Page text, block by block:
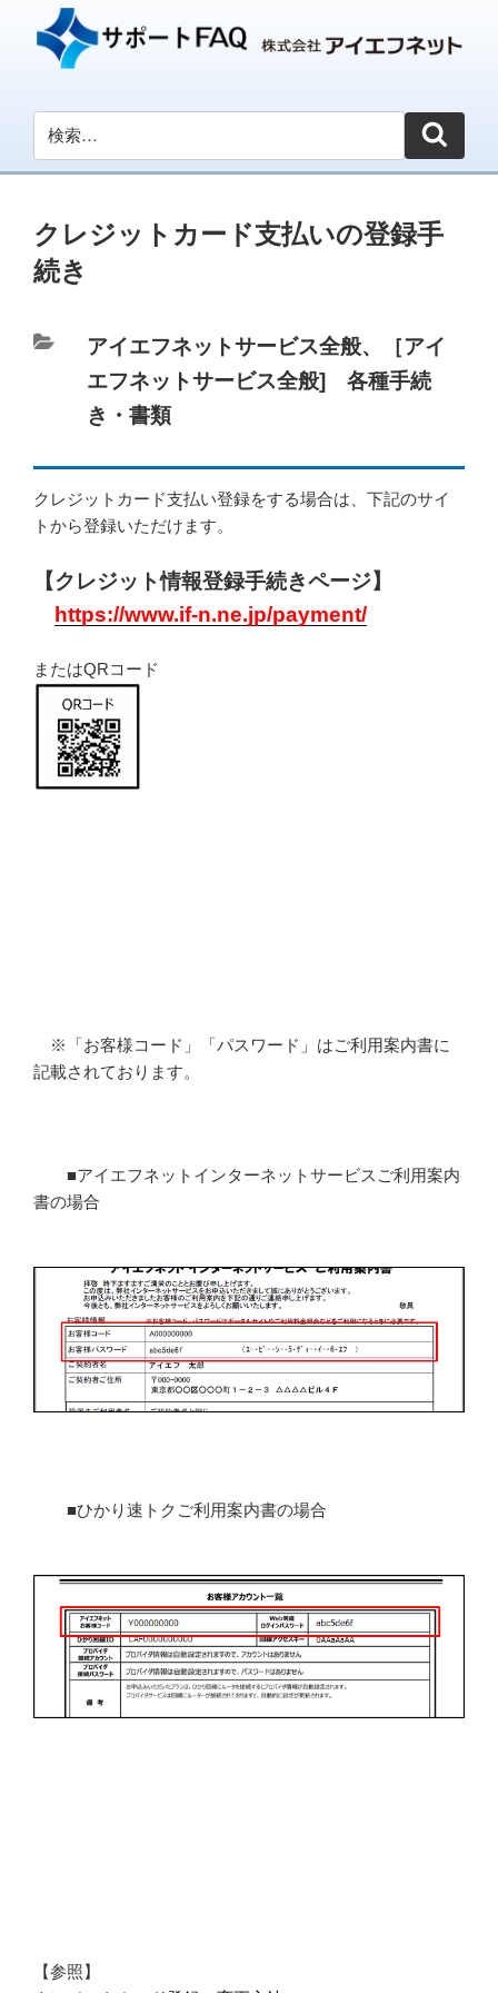
クレジットカード支払いの登録手
続き
カ
テ
ゴ
アイエフネットサービス全般、
［アイ
エフネットサービス全般] 各種手続
き・書類
クレジットカード支払い登録をする場合は、下記のサイ
トから登録いただけます。
【クレジット情報登録手続きページ】
https://www.if-n.ne.jp/payment/
またはQRコード
※「お客様コード」「パスワード」はご利用案内書に
記載されております。
■アイエフネットインターネットサービスご利用案内
書の場合
■ひかり速トクご利用案内書の場合
【参照】